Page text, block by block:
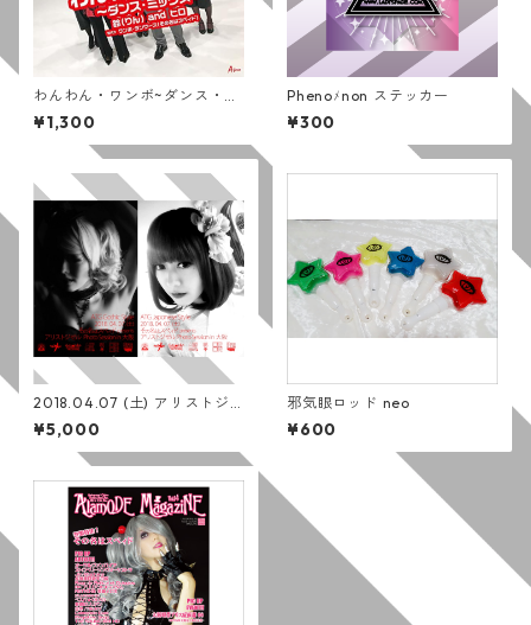
わんわん・ワンボ~ダンス・ミ
ックス~ [DVD]
¥1,300
Phenoﾒnon ステッカー
¥300
2018.04.07 (土) アリストジ
ゼル Photo Session in 大阪
¥5,000
邪気眼ロッド neo
¥600